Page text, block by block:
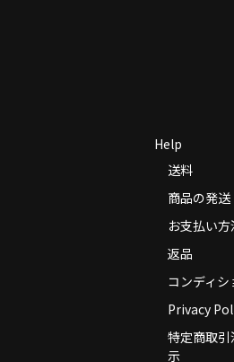
Help
送料
商品の発送
お支払い方
返品
コンディシ
Privacy
特定商取
示